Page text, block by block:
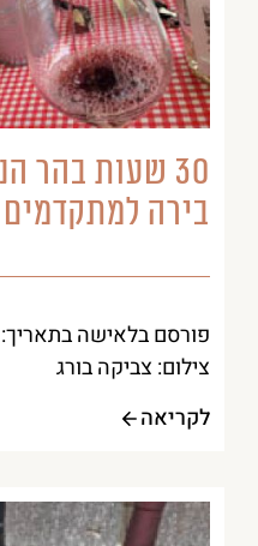
30 שעות בהר
בירה למתקדמים
פורסם בלאישה בתאריך: 02/05/2023
צילום: צביקה בורג
לקריאה